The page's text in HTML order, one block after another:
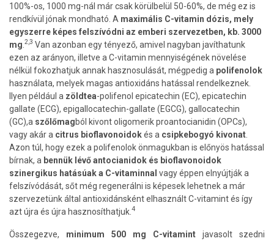
100%-os, 1000 mg-nál már csak körülbelül 50-60%, de még ez is
rendkívül jónak mondható. A maximális C-vitamin dózis, mely
egyszerre képes felszívódni az emberi szervezetben, kb. 3000
mg 2,3 Van azonban egy tényező, amivel nagyban javíthatunk
ezen az arányon, illetve a C-vitamin mennyiségének növelése
nélkül fokozhatjuk annak hasznosulását, mégpedig a polifenolok
használata, melyek magas antioxidáns hatással rendelkeznek.
Ilyen például a zöldtea-polifenol epicatechin (EC), epicatechin
gallate (ECG), epigallocatechin-gallate (EGCG), gallocatechin
(GC),a szőlőmagból kivont oligomerik proantocianidin (OPCs),
vagy akár a citrus bioflavonoidokés a csipkebogyó kivonat
Azon túl, hogy ezek a polifenolok önmagukban is előnyös hatással
bírnak, a bennük lévő antocianidok és bioflavonoidok
szinergikus hatásúak a C-vitaminnal vagy éppen elnyújtják a
felszívódását, sőt még regenerálni is képesek lehetnek a már
szervezetünk által antioxidánsként elhasznált C-vitamint és így
azt újra és újra hasznosíthatjuk. 4
Összegezve, minimum 500 mg C-vitamint javasolt szedni